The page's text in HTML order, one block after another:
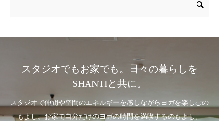
スタジオでもお家でも。日々の暮らしを
SHANTIと共に。
スタジオで仲間や空間のエネルギーを感じながらヨガを楽しむの
もよし。お家で自分だけのヨガの時間を満喫するのもよし。